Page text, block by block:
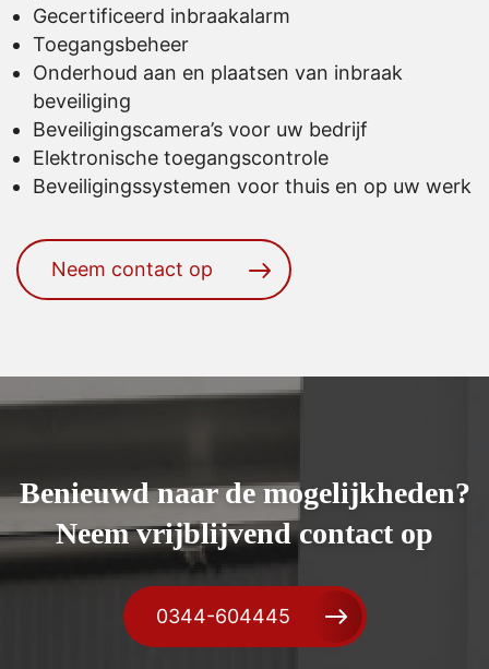
Gecertificeerd inbraakalarm
Toegangsbeheer
Onderhoud aan en plaatsen van inbraak
beveiliging
Beveiligingscamera’s voor uw bedrijf
Elektronische toegangscontrole
Beveiligingssystemen voor thuis en op uw werk
Neem contact op
Benieuwd naar de mogelijkheden?
Neem vrijblijvend contact op
0344-604445